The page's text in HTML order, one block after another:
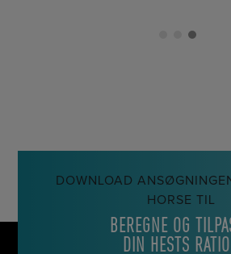
DOWNLOAD
HORSE TIL
BEREGNE OG
DIN HESTS